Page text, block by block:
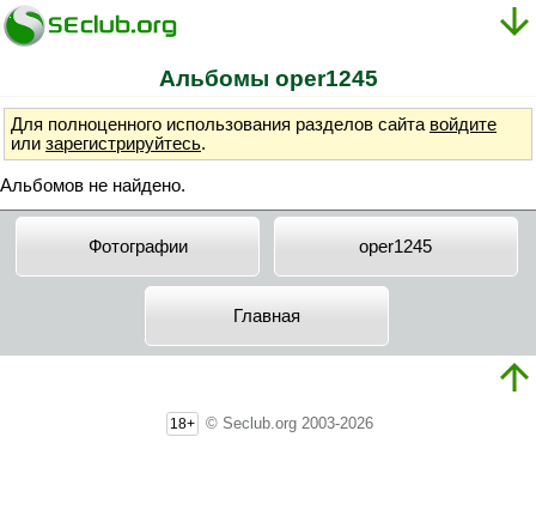
Альбомы oper1245
Для полноценного использования разделов сайта войдите
или зарегистрируйтесь.
Альбомов не найдено.
Фотографии oper1245
Главная
18+ © Seclub.org 2003-2026